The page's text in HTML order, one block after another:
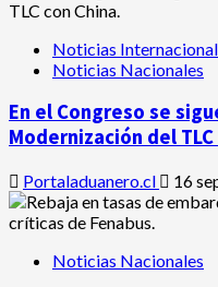
Noticias
Noticias Nacionales
En el Congreso se
Modernización del TLC
Portaladuanero.cl 16
Noticias Nacionales